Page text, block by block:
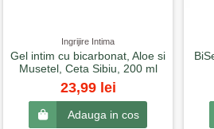
Ingrijire Intima
Gel intim cu bicarbonat, Aloe si
Musetel, Ceta Sibiu, 200 ml
23,99 lei
Adauga in cos